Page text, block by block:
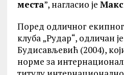
места”, нагласио је
Поред одличног
клуба „Рудар“, одличан
Будисављевић (2004),
норме за